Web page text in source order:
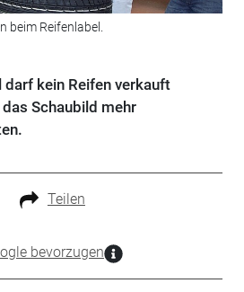
beim Reifenlabel.
darf kein Reifen verkauft
Schaubild mehr
Teilen
bevorzugen